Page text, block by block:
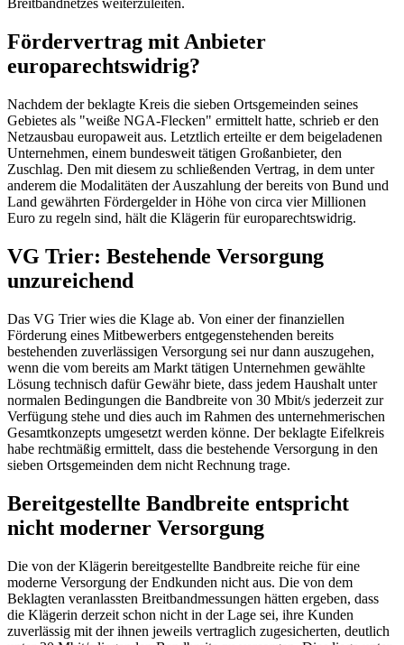
Breitbandnetzes weiterzuleiten.
Fördervertrag mit Anbieter
europarechtswidrig?
Nachdem der beklagte Kreis die sieben Ortsgemeinden seines
Gebietes als "weiße NGA-Flecken" ermittelt hatte, schrieb er den
Netzausbau europaweit aus. Letztlich erteilte er dem beigeladenen
Unternehmen, einem bundesweit tätigen Großanbieter, den
Zuschlag. Den mit diesem zu schließenden Vertrag, in dem unter
anderem die Modalitäten der Auszahlung der bereits von Bund und
Land gewährten Fördergelder in Höhe von circa vier Millionen
Euro zu regeln sind, hält die Klägerin für europarechtswidrig.
VG Trier: Bestehende Versorgung
unzureichend
Das VG Trier wies die Klage ab. Von einer der finanziellen
Förderung eines Mitbewerbers entgegenstehenden bereits
bestehenden zuverlässigen Versorgung sei nur dann auszugehen,
wenn die vom bereits am Markt tätigen Unternehmen gewählte
Lösung technisch dafür Gewähr biete, dass jedem Haushalt unter
normalen Bedingungen die Bandbreite von 30 Mbit/s jederzeit zur
Verfügung stehe und dies auch im Rahmen des unternehmerischen
Gesamtkonzepts umgesetzt werden könne. Der beklagte Eifelkreis
habe rechtmäßig ermittelt, dass die bestehende Versorgung in den
sieben Ortsgemeinden dem nicht Rechnung trage.
Bereitgestellte Bandbreite entspricht
nicht moderner Versorgung
Die von der Klägerin bereitgestellte Bandbreite reiche für eine
moderne Versorgung der Endkunden nicht aus. Die von dem
Beklagten veranlassten Breitbandmessungen hätten ergeben, dass
die Klägerin derzeit schon nicht in der Lage sei, ihre Kunden
zuverlässig mit der ihnen jeweils vertraglich zugesicherten, deutlich